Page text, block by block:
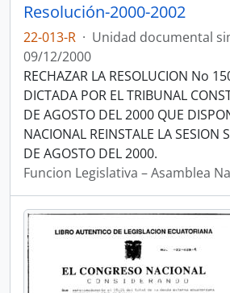
Resolución-2000-2002
22-013-R · Unidad documental
09/12/2000
RECHAZAR LA RESOLUCION No
DICTADA POR EL TRIBUNAL
DE AGOSTO DEL 2000 QUE
NACIONAL REINSTALE LA SESION
DE AGOSTO DEL 2000.
Funcion Legislativa – Asamblea